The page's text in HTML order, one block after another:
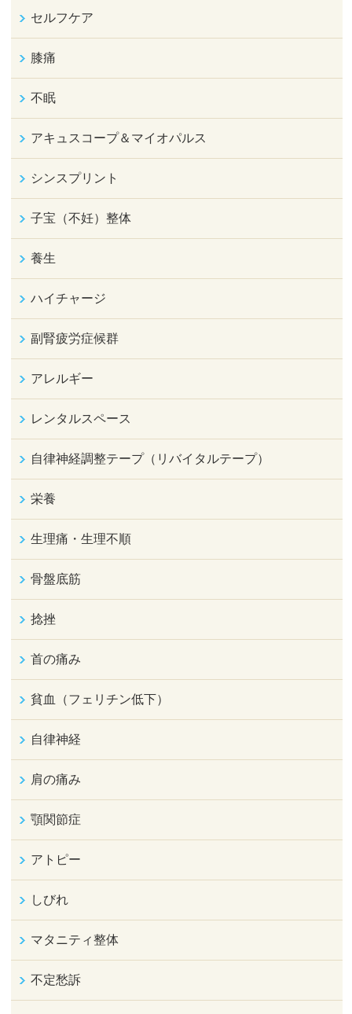
セルフケア
膝痛
不眠
アキュスコープ＆マイオパルス
シンスプリント
子宝（不妊）整体
養生
ハイチャージ
副腎疲労症候群
アレルギー
レンタルスペース
自律神経調整テープ（リバイタルテープ）
栄養
生理痛・生理不順
骨盤底筋
捻挫
首の痛み
貧血（フェリチン低下）
自律神経
肩の痛み
顎関節症
アトピー
しびれ
マタニティ整体
不定愁訴